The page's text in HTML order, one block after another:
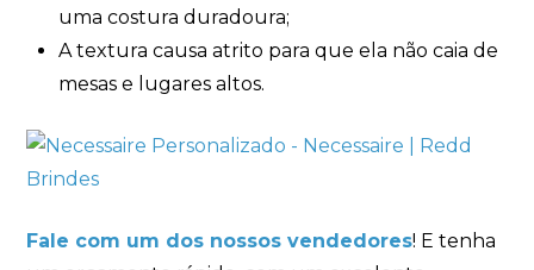
uma costura duradoura;
A textura causa atrito para que ela não caia de
mesas e lugares altos.
Fale com um dos nossos vendedores! E tenha